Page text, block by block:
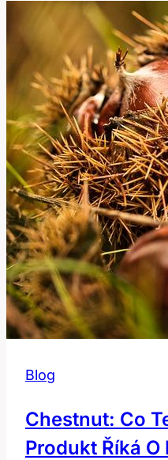
v
Blog
Chestnut: Co
Produkt Říká O